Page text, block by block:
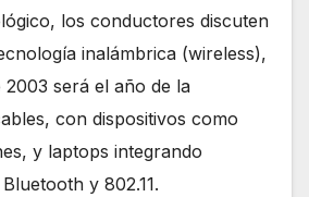
los conductores discuten
inalámbrica (wireless),
será el año de la
con dispositivos como
y laptops integrando
y 802.11.